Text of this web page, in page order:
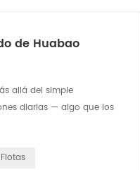
de Huabao
allá del simple
diarias — algo que los